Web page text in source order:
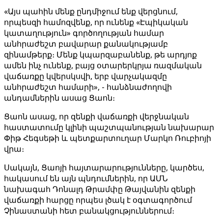
«Այս պահին մենք ընդմիջում ենք վերցնում,
որպեսզի համոզվենք, որ ունենք «Էպիկական
կատաղություն» գործողության համար
անհրաժեշտ բավարար քանակությամբ
զինամթերք։ Մենք կպարզաբանենք, թե արդյոք
ամեն ինչ ունենք, բայց օտարերկրյա ռազմական
վաճառքը կվերսկսվի, երբ վարչակազմը
անհրաժեշտ համարի», - հանձնաժողովի
անդամներին ասաց Ցաոն։
Ցաոն ասաց, որ զենքի վաճառքի վերջնական
հաստատումը կլինի պաշտպանության նախարար
Փիթ Հեգսեթի և պետքարտուղար Մարկո Ռուբիոյի
վրա։
Սակայն, Ցաոյի հայտարարությունները, կարծես,
հակասում են այն պնդումներին, որ ԱՄՆ
նախագահ Դոնալդ Թրամփը Թայվանին զենքի
վաճառքի հարցը որպես լծակ է օգտագործում
Չինաստանի հետ բանակցություններում։